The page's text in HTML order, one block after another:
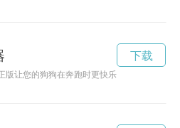
版让您的狗狗在奔跑时更快乐、更自由！快
下载